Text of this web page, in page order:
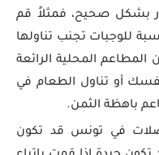
بشكل صحيح، فمثلاً قم
للوجبات تجنب تناولها
المحلية الرائعة
أو تناول الطعام في
باهظة الثمن.
في تونس قد تكون